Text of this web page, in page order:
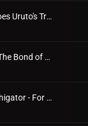
Pop Quiz: What Does Uruto's Training Involve?
Liko and Tebrim - The Bond of Happiness!
Give it Your All, Achigator - For the Sake of Tomorrow